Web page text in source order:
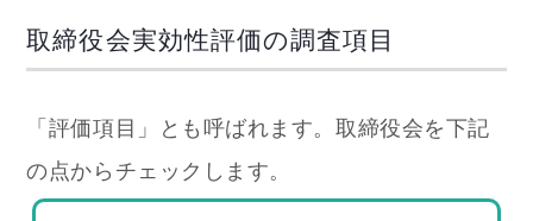
取締役会実効性評価の調査項目
「評価項目」とも呼ばれます。取締役会を下記
の点からチェックします。